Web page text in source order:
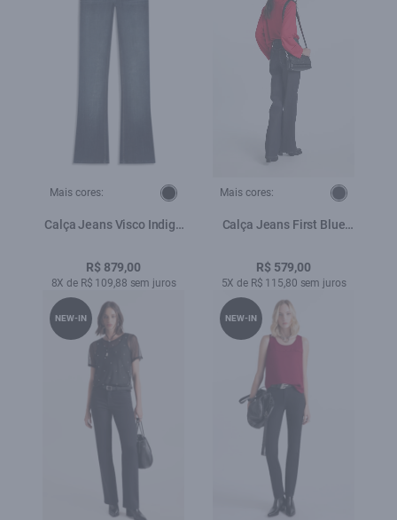
Mais cores:
Calça Jeans Visco Indigo
Lav. Escuro Com 3d
R$ 879,00
8X de R$ 109,88 sem juros
Mais cores:
Calça Jeans First Blue
Amaciado
R$ 579,00
5X de R$ 115,80 sem juros
NEW-IN NEW-IN